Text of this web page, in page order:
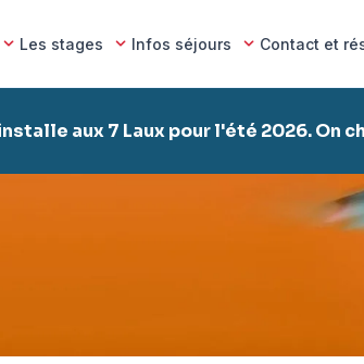
Les stages Infos séjours Contact et
aux 7 Laux pour l'été 2026. On